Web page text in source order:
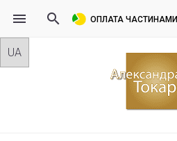
Skip
ОПЛАТА ЧАСТИНАМИ